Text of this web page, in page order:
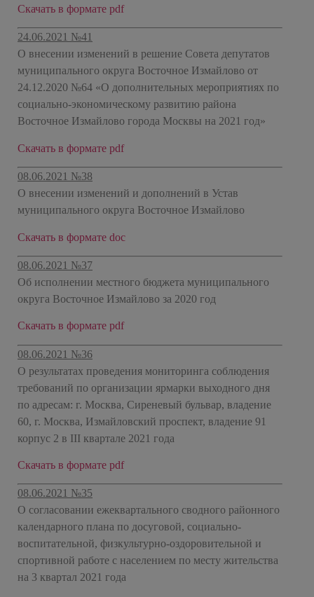
Скачать в формате pdf
24.06.2021 №41
О внесении изменений в решение Совета депутатов
муниципального округа Восточное Измайлово от
24.12.2020 №64 «О дополнительных мероприятиях по
социально-экономическому развитию района
Восточное Измайлово города Москвы на 2021 год»
Скачать в формате pdf
08.06.2021 №38
О внесении изменений и дополнений в Устав
муниципального округа Восточное Измайлово
Скачать в формате doc
08.06.2021 №37
Об исполнении местного бюджета муниципального
округа Восточное Измайлово за 2020 год
Скачать в формате pdf
08.06.2021 №36
О результатах проведения мониторинга соблюдения
требований по организации ярмарки выходного дня
по адресам: г. Москва, Сиреневый бульвар, владение
60, г. Москва, Измайловский проспект, владение 91
корпус 2 в III квартале 2021 года
Скачать в формате pdf
08.06.2021 №35
О согласовании ежеквартального сводного районного
календарного плана по досуговой, социально-
воспитательной, физкультурно-оздоровительной и
спортивной работе с населением по месту жительства
на 3 квартал 2021 года